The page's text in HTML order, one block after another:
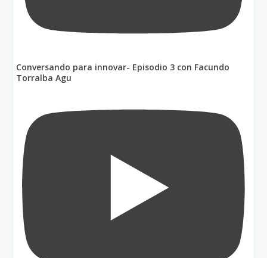
Conversando para innovar- Episodio 3 con Facundo
Torralba Agu